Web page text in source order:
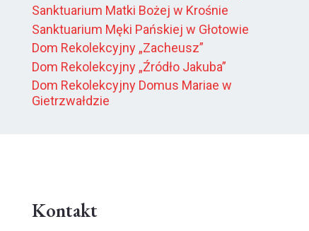
Sanktuarium Matki Bożej w Krośnie
Sanktuarium Męki Pańskiej w Głotowie
Dom Rekolekcyjny „Zacheusz”
Dom Rekolekcyjny „Źródło Jakuba”
Dom Rekolekcyjny Domus Mariae w
Gietrzwałdzie
Kontakt